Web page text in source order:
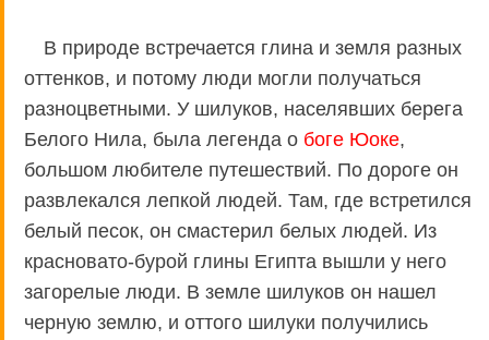
В природе встречается глина и земля разных
оттенков, и потому люди могли получаться
разноцветными. У шилуков, населявших берега
Белого Нила, была легенда о боге Юоке,
большом любителе путешествий. По дороге он
развлекался лепкой людей. Там, где встретился
белый песок, он смастерил белых людей. Из
красновато-бурой глины Египта вышли у него
загорелые люди. В земле шилуков он нашел
черную землю, и оттого шилуки получились